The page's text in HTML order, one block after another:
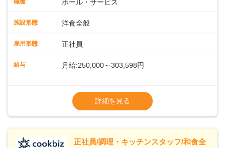
経験のある方はもちろん、ホテル経験がない方も歓迎。飲食
中です。◇◇クラシカルモダンなホテル◇◇新宿・東京駅ま
どのご利用が多数。18タイプのバンケットルームほか、朝食
烹みなと」などがあります。 ◆POINT◇◇ワークライフバラ
ンスがとりやすい♪育休産休、介護休暇などの制度も整ってお
スデー休暇や永年勤続休暇などの制度もあります。
職種 ホール・サービス
施設形態 洋食全般
雇用形態 正社員
給与 月給:250,000～303,598円
◎賞与／年2回（年2か月分支給）
※現在の給与・経験・スキルを考慮します
詳細を見る
正社員/調理・キッチンスタッフ/和食全